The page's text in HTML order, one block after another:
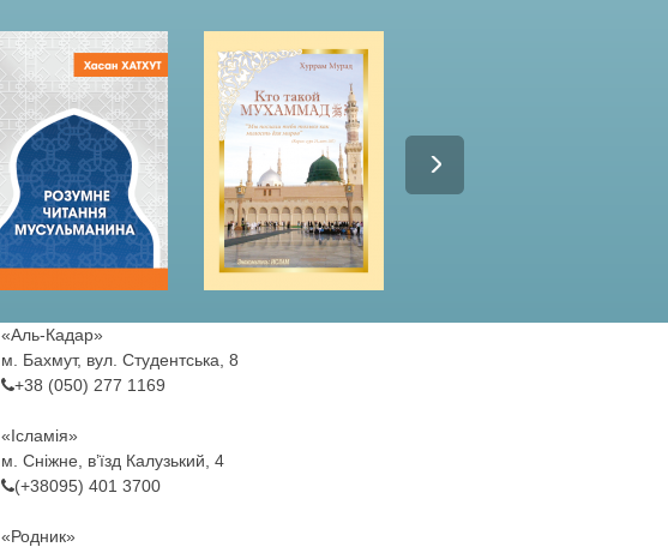
«Аль-Кадар»
м. Бахмут, вул. Студентська, 8
+38 (050) 277 1169
«Ісламія»
м. Сніжне, в’їзд Калузький, 4
(+38095) 401 3700
«Родник»